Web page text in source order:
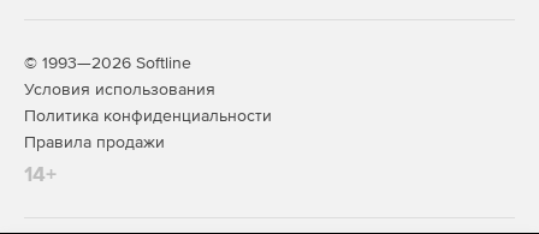
© 1993—2026 Softline
Условия использования
Политика конфиденциальности
Правила продажи
14+